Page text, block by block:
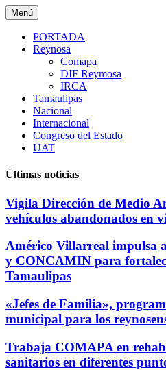
Saltar
al
contenido
Menú
PORTADA
Reynosa
Comapa
DIF Reymosa
IRCA
Tamaulipas
Nacional
Internacional
Congreso del Estado
UAT
Últimas noticias
Vigila Dirección de Medio
vehículos abandonados en
Américo Villarreal impulsa
y CONCAMIN para
Tamaulipas
«Jefes de Familia»,
municipal para los
Trabaja COMAPA en
sanitarios en diferentes